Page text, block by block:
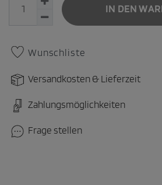
IN DEN
Wunschliste
Versandkosten & Lieferzeit
Zahlungsmöglichkeiten
Frage stellen